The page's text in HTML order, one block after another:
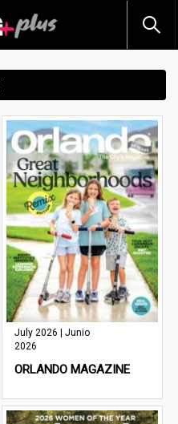
July 2026 | Junio
2026
ORLANDO MAGAZINE